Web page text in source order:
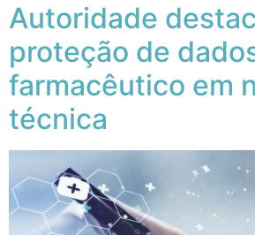
Autoridade
proteção de
farmacêutico em
técnica